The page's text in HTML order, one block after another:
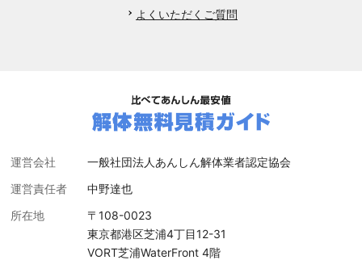
よくいただくご質問
運営会社
一般社団法人あんしん解体業者認定協会
運営責任者
中野達也
所在地
〒108-0023
東京都港区芝浦4丁目12-31
VORT芝浦WaterFront 4階